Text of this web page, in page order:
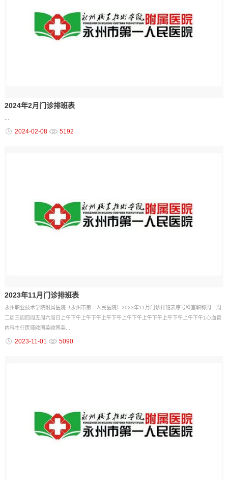
2024年2月门诊排班表
2024-02-08 5192
2023年11月门诊排班表
永州职业技术学院附属医院（永州市第一人民医院）2023年11月门诊排班表序号科室职称周一周
二周三周四周五周六周日上午下午上午下午上午下午上午下午上午下午上午下午上午下午1心血管
内科主任医师欧国英欧国英...
2023-11-01 5090